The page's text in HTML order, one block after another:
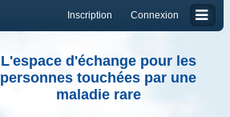
Connexion
Inscription
L'espace d'échange pour les
personnes touchées par une
maladie rare